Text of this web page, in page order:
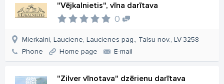
"Vējkalnietis", vīna darītava
0
Mierkalni, Lauciene, Laucienes pag., Talsu nov., LV-3258
Phone
Home page E-mail
"Zilver vīnotava" dzērienu darītava